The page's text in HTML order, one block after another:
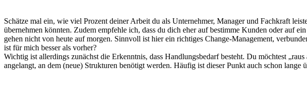
Schätze mal ein, wie viel Prozent deiner Arbeit du als Unternehmer, Manager und Fachkraft
übernehmen könnten. Zudem empfehle ich, dass du dich eher auf bestimme Kunden oder auf
gehen nicht von heute auf morgen. Sinnvoll ist hier ein richtiges Change-Management,
ist für mich besser als vorher?
Wichtig ist allerdings zunächst die Erkenntnis, dass Handlungsbedarf besteht. Du möchtest
angelangt, an dem (neue) Strukturen benötigt werden. Häufig ist dieser Punkt auch schon